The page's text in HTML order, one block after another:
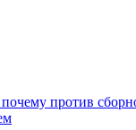
против